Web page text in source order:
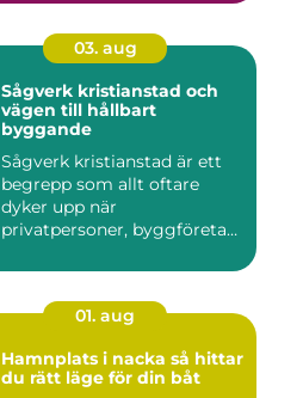
03. aug
Sågverk kristianstad och
vägen till hållbart
byggande
Sågverk kristianstad är ett
begrepp som allt oftare
dyker upp när
privatpersoner, byggföretag
01. aug
Hamnplats i nacka så hittar
du rätt läge för din båt